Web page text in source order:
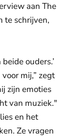
aan The
te schrijven,
ouders.’
mij,” zegt
zijn emoties
van muziek."
en het
Ze vragen